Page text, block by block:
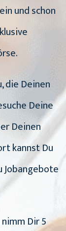
und schon
die Deinen
Deine
Deinen
kannst Du
Jobangebote
Dir 5